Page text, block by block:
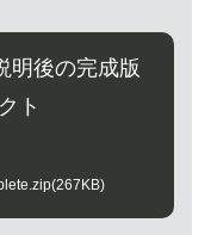
明後の完成版
ト